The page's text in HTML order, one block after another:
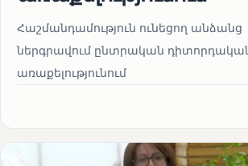
Հաշմանդամություն ունեցող անձանց
ներգրավում ընտրական
առաքելությունում